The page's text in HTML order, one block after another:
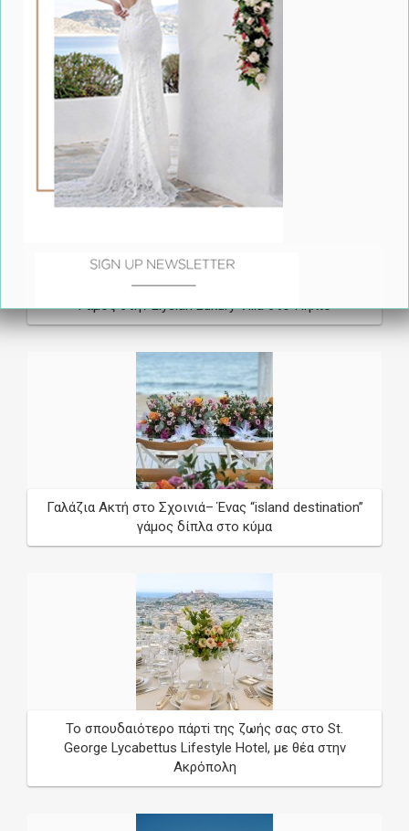
Olon Catering - Όταν ο Γάμος γίνεται Γαστρονομική
Γάμος στην Elysian Luxury Villa στο Πήλιο
Γαλάζια Ακτή στο Σχοινιά– Ένας “island destination”
γάμος δίπλα στο κύμα
Το σπουδαιότερο πάρτi της ζωής σας στο St.
George Lycabettus Lifestyle Hotel, με θέα στην
Ακρόπολη